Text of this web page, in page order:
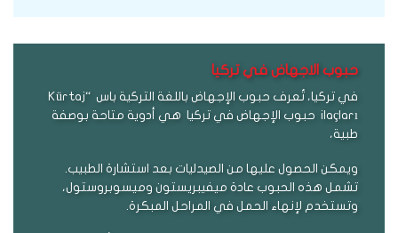
حبوب الاجهاض في تركيا
في تركيا، تُعرف حبوب الإجهاض باللغة التركية باس “Kürtaj
ilaçları حبوب الإجهاض في تركيا هي أدوية متاحة بوصفة
طبية،
ويمكن الحصول عليها من الصيدليات بعد استشارة الطبيب.
تشمل هذه الحبوب عادة ميفيبريستون وميسوبروستول،
وتستخدم لإنهاء الحمل في المراحل المبكرة.